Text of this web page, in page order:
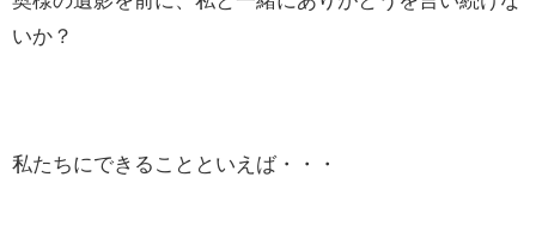
いか？
私たちにできることといえば・・・